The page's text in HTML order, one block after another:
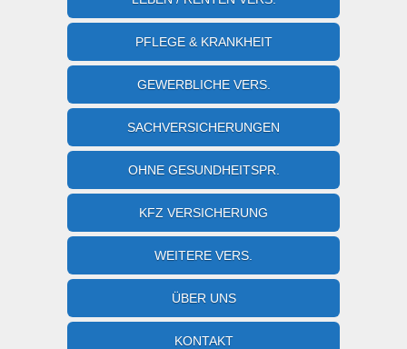
PFLEGE & KRANKHEIT
GEWERBLICHE VERS.
SACHVERSICHERUNGEN
OHNE GESUNDHEITSPR.
KFZ VERSICHERUNG
WEITERE VERS.
ÜBER UNS
KONTAKT